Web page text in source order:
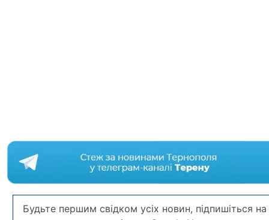
Будьте першим свідком усіх новин, підпишіться на